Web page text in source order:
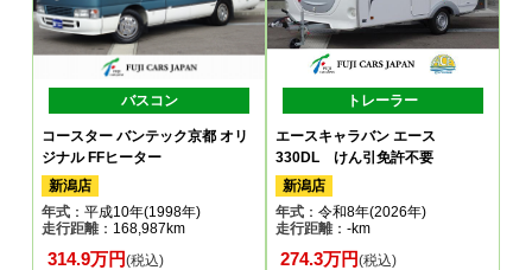
バスコン
コースター バンテック京都 オリ
ジナル FFヒーター
新潟店
年式 ：平成10年(1998年)
走行距離：168,987km
314.9万円(税込)
トレーラー
エースキャラバン エース
330DL けん引免許不要
新潟店
年式：令和8年(2026年)
走行距離：-km
274.3万円(税込)